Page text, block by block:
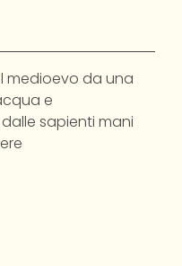
medioevo da una
e
sapienti mani